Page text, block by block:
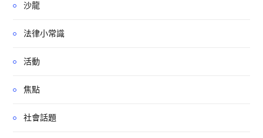
沙龍
法律小常識
活動
焦點
社會話題